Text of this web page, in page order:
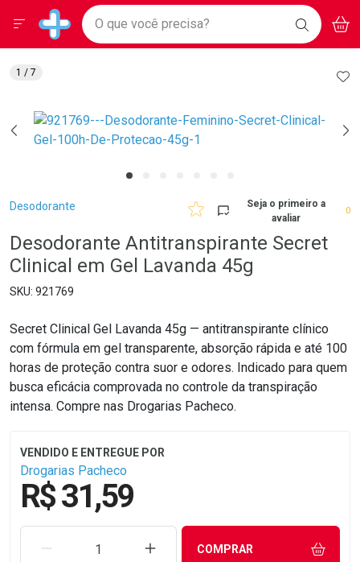
Drogarias Pacheco
Baixe nosso APP e aproveite Ofertas Exclusivas!
BAIXE
O APP
Ir direto para a home
pela página
Ir direto para o conteúdo
Ir direto para a busca
Ir direto para a conta
Ir direto para a notificações
Ir direto para o carrinho
Ir direto para o menu
Faça a sua busca
O que você precisa? BUSCAR
Menu
Breadcrumb
Desodorante
Seja o primeiro a
avaliar
0
Desodorante Antitranspirante Secret
Clinical em Gel Lavanda 45g
921769
Secret Clinical Gel Lavanda 45g — antitranspirante clínico
com fórmula em gel transparente, absorção rápida e até 100
horas de proteção contra suor e odores. Indicado para quem
busca eficácia comprovada no controle da transpiração
intensa. Compre nas Drogarias Pacheco.
Drogarias Pacheco
R$ 31,59
REMOVER UMA UNIDADEAUMENTAR UMA UNIDADE
COMPRAR
1 / 7